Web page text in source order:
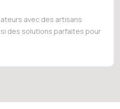
avec des artisans
des solutions parfaites pour